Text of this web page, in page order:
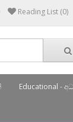
Reading List (0)
Educational -